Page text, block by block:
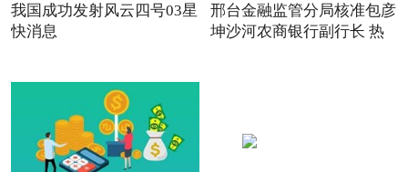
我国成功发射风云四号03星
快消息
邢台金融监管分局核准包彦
坤沙河农商银行副行长 热